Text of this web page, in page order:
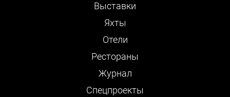
Выставки
Яхты
Отели
Рестораны
Журнал
Cпецпроекты